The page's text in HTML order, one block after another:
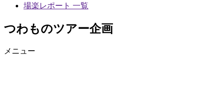
場楽レポート 一覧
つわものツアー企画
メニュー